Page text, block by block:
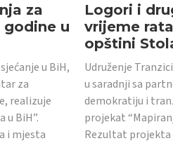
za
godine u
u BiH,
za
realizuje
BiH”.
i mjesta
Logori i
vrijeme
opštini
Udruženje
u saradnji sa
demokratiju i
projekat
Rezultat projekta